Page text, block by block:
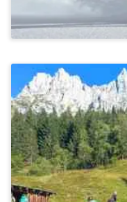
Stressbewältigung &
Miteinander
Wandern In